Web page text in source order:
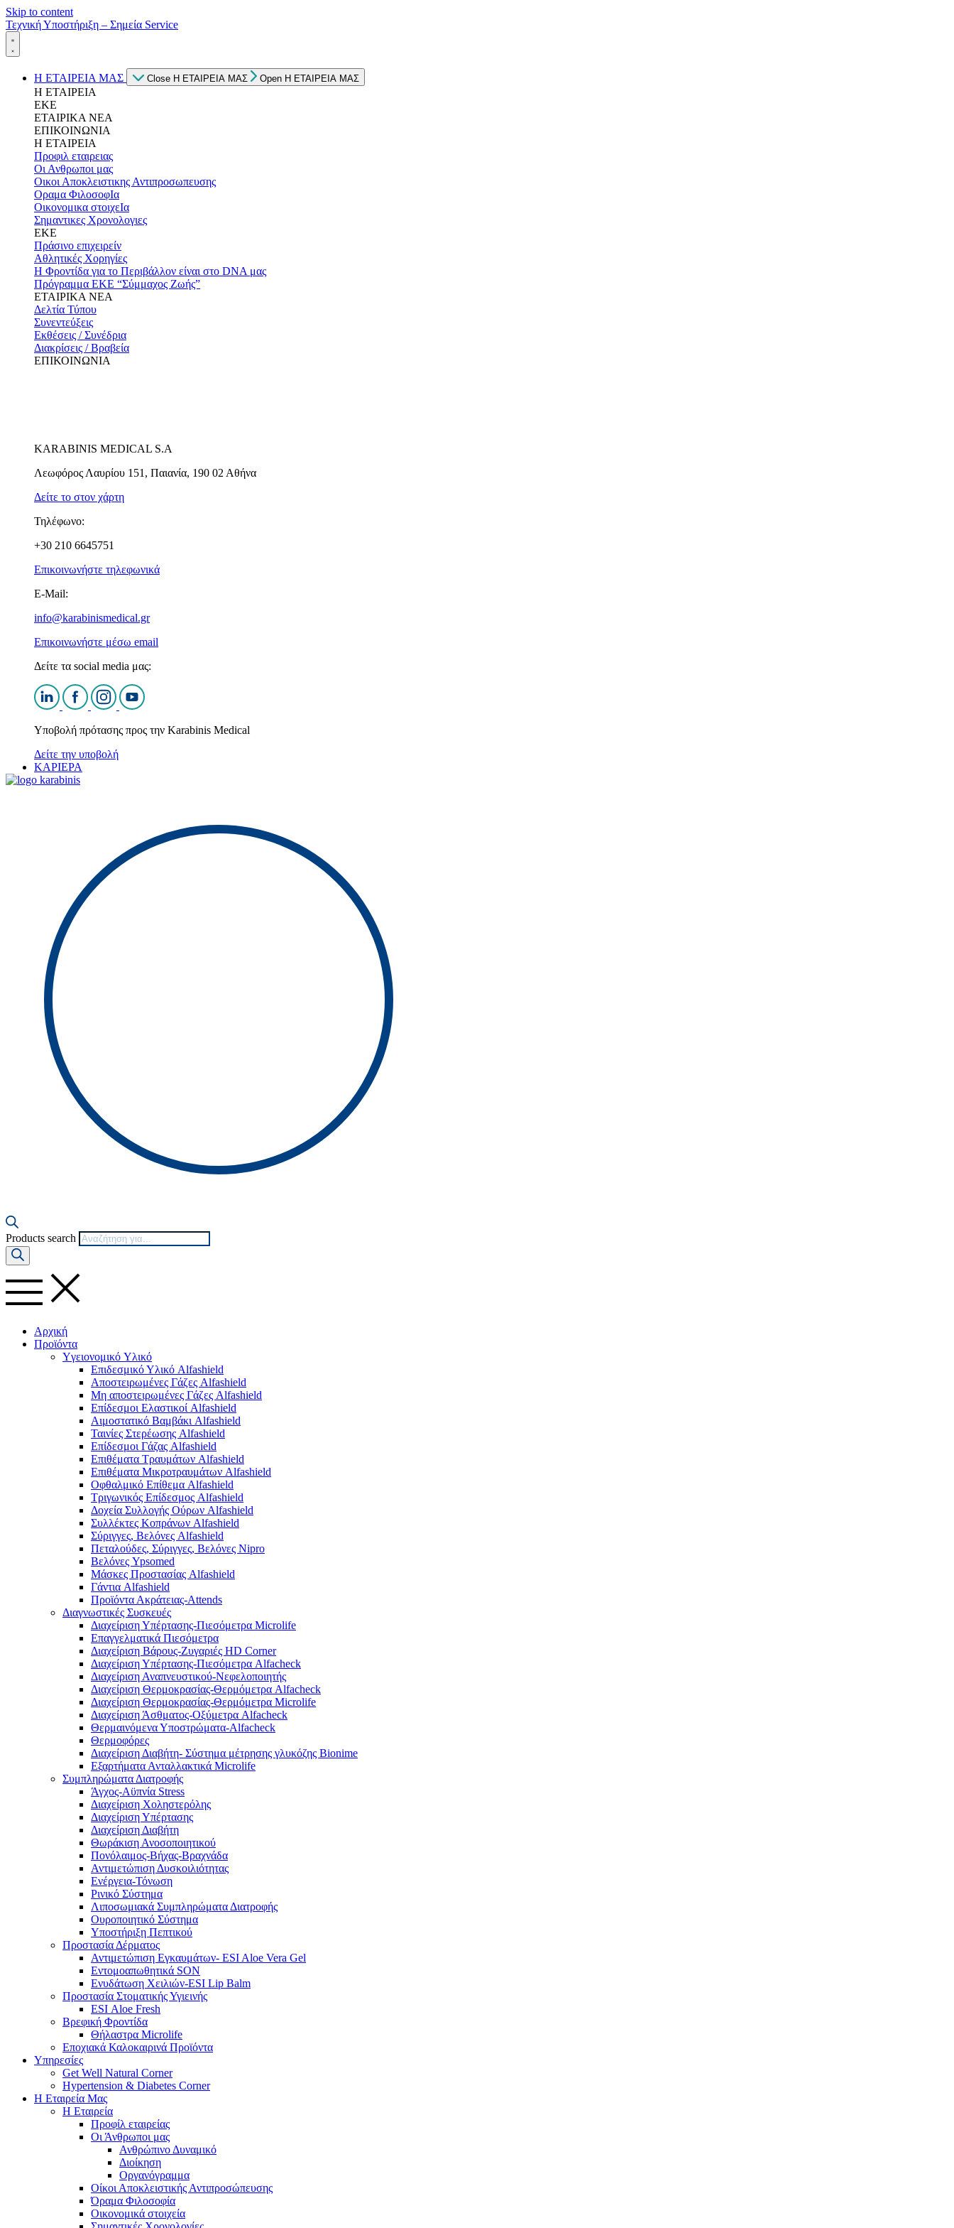
Skip to content
Τεχνική Υποστήριξη – Σημεία Service
Η ΕΤΑΙΡΕΙΑ ΜΑΣ Close Η ΕΤΑΙΡΕΙΑ ΜΑΣ Open Η ΕΤΑΙΡΕΙΑ ΜΑΣ
Η ΕΤΑΙΡΕΙΑ
ΕΚΕ
ΕΤΑΙΡΙΚΑ ΝΕΑ
ΕΠΙΚΟΙΝΩΝΙΑ
Η ΕΤΑΙΡΕΙΑ
Προφιλ εταιρειας
Οι Ανθρωποι μας
Οικοι Αποκλειστικης Αντιπροσωπευσης
Οραμα ΦιλοσοφΙα
Οικονομικα στοιχεΙα
Σημαντικες Χρονολογιες
ΕΚΕ
Πράσινο επιχειρείν
Αθλητικές Χορηγίες
Η Φροντίδα για το Περιβάλλον είναι στο DNA μας
Πρόγραμμα ΕΚΕ “Σύμμαχος Ζωής”
ΕΤΑΙΡΙΚΑ ΝΕΑ
Δελτία Τύπου
Συνεντεύξεις
Εκθέσεις / Συνέδρια
Διακρίσεις / Βραβεία
ΕΠΙΚΟΙΝΩΝΙΑ
KARABINIS MEDICAL S.A
Λεωφόρος Λαυρίου 151, Παιανία, 190 02 Αθήνα
Δείτε το στον χάρτη
Τηλέφωνο:
+30 210 6645751
Επικοινωνήστε τηλεφωνικά
E-Mail:
info@karabinismedical.gr
Επικοινωνήστε μέσω email
Δείτε τα social media μας:
Υποβολή πρότασης προς την Karabinis Medical
Δείτε την υποβολή
ΚΑΡΙΕΡΑ
Products search
Αρχική
Προϊόντα
Yγειονομικό Yλικό
Επιδεσμικό Υλικό Alfashield
Αποστειρωμένες Γάζες Alfashield
Μη αποστειρωμένες Γάζες Alfashield
Επίδεσμοι Ελαστικοί Alfashield
Αιμοστατικό Βαμβάκι Alfashield
Ταινίες Στερέωσης Alfashield
Επίδεσμοι Γάζας Alfashield
Επιθέματα Τραυμάτων Alfashield
Επιθέματα Μικροτραυμάτων Alfashield
Οφθαλμικό Eπίθεμα Alfashield
Τριγωνικός Επίδεσμος Alfashield
Δοχεία Συλλογής Ούρων Alfashield
Συλλέκτες Κοπράνων Alfashield
Σύριγγες, Βελόνες Alfashield
Πεταλούδες, Σύριγγες, Βελόνες Nipro
Βελόνες Ypsomed
Μάσκες Προστασίας Alfashield
Γάντια Alfashield
Προϊόντα Ακράτειας-Attends
Διαγνωστικές Συσκευές
Διαχείριση Υπέρτασης-Πιεσόμετρα Microlife
Επαγγελματικά Πιεσόμετρα
Διαχείριση Βάρους-Ζυγαριές HD Corner
Διαχείριση Υπέρτασης-Πιεσόμετρα Alfacheck
Διαχείριση Αναπνευστικού-Νεφελοποιητής
Διαχείριση Θερμοκρασίας-Θερμόμετρα Alfacheck
Διαχείριση Θερμοκρασίας-Θερμόμετρα Microlife
Διαχείριση Άσθματος-Οξύμετρα Alfacheck
Θερμαινόμενα Υποστρώματα-Alfacheck
Θερμοφόρες
Διαχείριση Διαβήτη- Σύστημα μέτρησης γλυκόζης Bionime
Εξαρτήματα Ανταλλακτικά Microlife
Συμπληρώματα Διατροφής
Άγχος-Αϋπνία Stress
Διαχείριση Χοληστερόλης
Διαχείριση Υπέρτασης
Διαχείριση Διαβήτη
Θωράκιση Ανοσοποιητικού
Πονόλαιμος-Βήχας-Βραχνάδα
Αντιμετώπιση Δυσκοιλιότητας
Eνέργεια-Τόνωση
Ρινικό Σύστημα
Λιποσωμιακά Συμπληρώματα Διατροφής
Ουροποιητικό Σύστημα
Υποστήριξη Πεπτικού
Προστασία Δέρματος
Αντιμετώπιση Εγκαυμάτων- ESI Aloe Vera Gel
Εντομοαπωθητικά SON
Ενυδάτωση Χειλιών-ESI Lip Balm
Προστασία Στοματικής Υγιεινής
ESI Αloe Fresh
Βρεφική Φροντίδα
Θήλαστρα Microlife
Εποχιακά Καλοκαιρινά Προϊόντα
Υπηρεσίες
Get Well Natural Corner
Hypertension & Diabetes Corner
Η Εταιρεία Μας
Η Εταιρεία
Προφίλ εταιρείας
Οι Άνθρωποι μας
Ανθρώπινο Δυναμικό
Διοίκηση
Οργανόγραμμα
Οίκοι Αποκλειστικής Αντιπροσώπευσης
Όραμα Φιλοσοφία
Οικονομικά στοιχεία